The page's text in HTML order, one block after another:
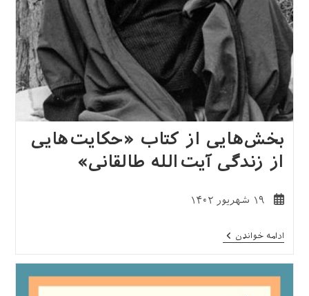
بخش‌هایی از کتاب «حکایت‌هایی
از زندگی آیت‌الله طالقانی»
نوشته
است:
۱۹ شهریور ۱۴۰۲
ادامه خواندنبخش‌هایی
از